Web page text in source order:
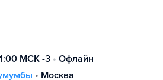
МСК -3 • Офлайн
• Москва